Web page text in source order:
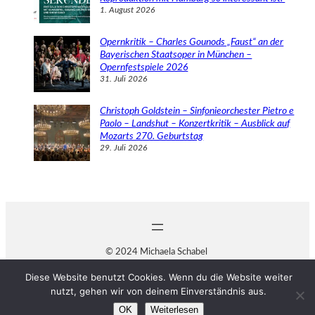
1. August 2026
Opernkritik – Charles Gounods „Faust“ an der
Bayerischen Staatsoper in München –
Opernfestspiele 2026
31. Juli 2026
Christoph Goldstein – Sinfonieorchester Pietro e
Paolo – Landshut – Konzertkritik – Ausblick auf
Mozarts 270. Geburtstag
29. Juli 2026
© 2024 Michaela Schabel
Diese Website benutzt Cookies. Wenn du die Website weiter
nutzt, gehen wir von deinem Einverständnis aus.
OK Weiterlesen